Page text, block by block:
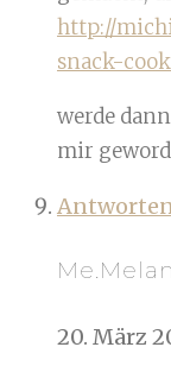
http://
snack-
werde
mir
20. März